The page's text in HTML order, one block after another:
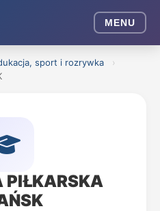
MENU
sport i rozrywka
›
PIŁKARSKA